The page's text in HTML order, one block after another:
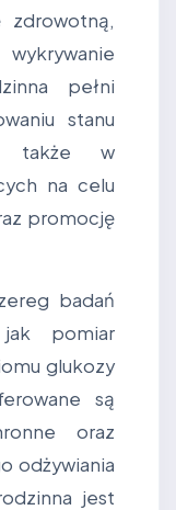
zdrowotną,
pełni
stanu
także w
na celu
promocję
badań
jak pomiar
glukozy
są
oraz
odżywiania
jest